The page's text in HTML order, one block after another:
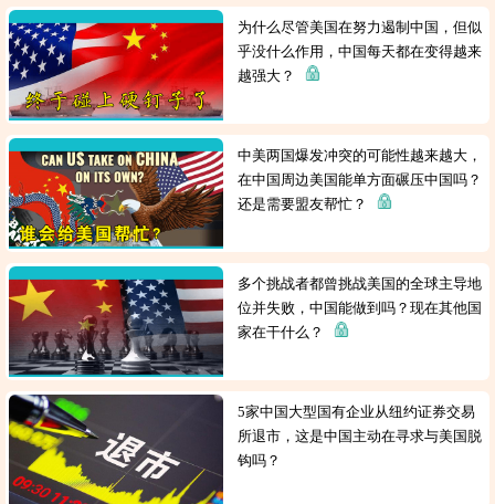
为什么尽管美国在努力遏制中国，但似
乎没什么作用，中国每天都在变得越来
越强大？
中美两国爆发冲突的可能性越来越大，
在中国周边美国能单方面碾压中国吗？
还是需要盟友帮忙？
多个挑战者都曾挑战美国的全球主导地
位并失败，中国能做到吗？现在其他国
家在干什么？
5家中国大型国有企业从纽约证券交易
所退市，这是中国主动在寻求与美国脱
钩吗？